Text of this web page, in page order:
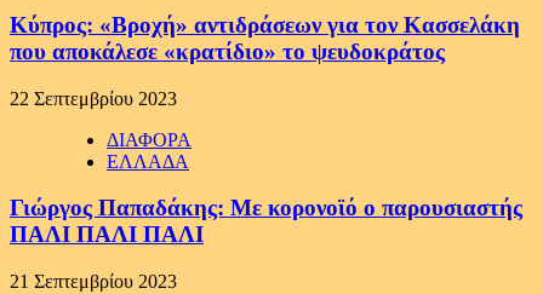
Κύπρος: «Βροχή» αντιδράσεων για τον Κασσελάκη
που αποκάλεσε «κρατίδιο» το ψευδοκράτος
22 Σεπτεμβρίου 2023
ΔΙΑΦΟΡΑ
ΕΛΛΑΔΑ
Γιώργος Παπαδάκης: Με κορονοϊό ο παρουσιαστής
ΠΑΛΙ ΠΑΛΙ ΠΑΛΙ
21 Σεπτεμβρίου 2023